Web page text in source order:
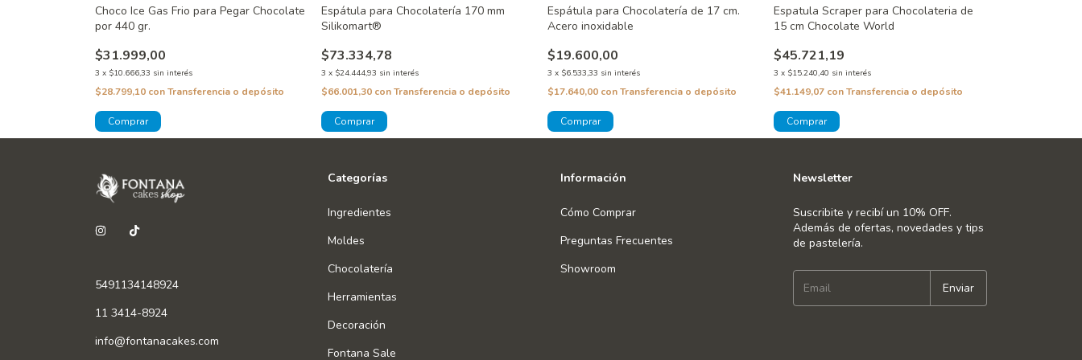
Choco Ice Gas Frio para Pegar Chocolate
por 440 gr.
$31.999,00
3 x $10.666,33 sin interés
$28.799,10 conTransferencia o depósito
Espátula para Chocolatería 170 mm
Silikomart®
$73.334,78
3 x $24.444,93 sin interés
$66.001,30 conTransferencia o depósito
Espátula para Chocolatería de 17 cm.
Acero inoxidable
$19.600,00
3 x $6.533,33 sin interés
$17.640,00 conTransferencia o depósito
Espatula Scraper para Chocolateria de
15 cm Chocolate World
$45.721,19
3 x $15.240,40 sin interés
$41.149,07 conTransferencia o depósito
5491134148924
11 3414-8924
info@fontanacakes.com
Categorías
Ingredientes
Moldes
Chocolatería
Herramientas
Decoración
Fontana Sale
Información
Cómo Comprar
Preguntas Frecuentes
Showroom
Newsletter
Suscribite y recibí un 10% OFF.
Además de ofertas, novedades y tips
de pastelería.